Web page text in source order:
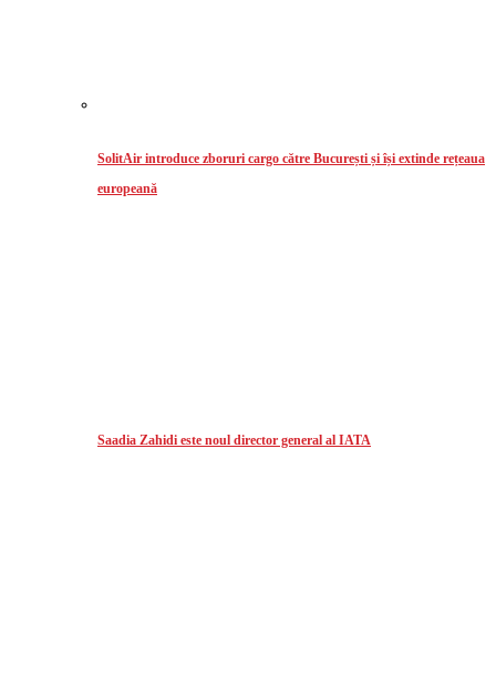
SolitAir introduce zboruri cargo către București și își extinde rețeaua
europeană
Saadia Zahidi este noul director general al IATA